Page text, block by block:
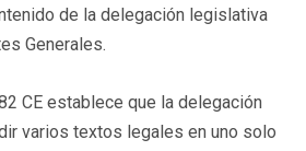
de la delegación legislativa
Generales.
CE establece que la delegación
varios textos legales en uno solo